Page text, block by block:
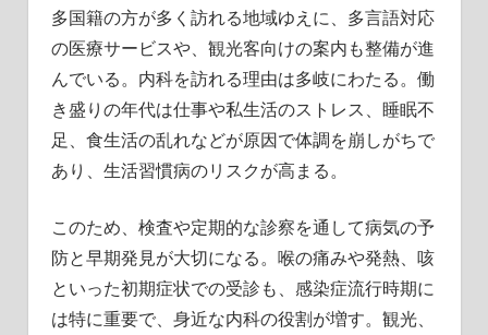
多国籍の方が多く訪れる地域ゆえに、多言語対応
の医療サービスや、観光客向けの案内も整備が進
んでいる。内科を訪れる理由は多岐にわたる。働
き盛りの年代は仕事や私生活のストレス、睡眠不
足、食生活の乱れなどが原因で体調を崩しがちで
あり、生活習慣病のリスクが高まる。
このため、検査や定期的な診察を通して病気の予
防と早期発見が大切になる。喉の痛みや発熱、咳
といった初期症状での受診も、感染症流行時期に
は特に重要で、身近な内科の役割が増す。観光、